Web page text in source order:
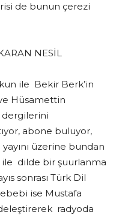
de bunun çerezi
NESİL
ile Bekir Berk’in
Hüsamettin
dergilerini
abone buluyor,
yayını üzerine bundan
dilde bir şuurlanma
sonrası Türk Dil
ise Mustafa
radyoda